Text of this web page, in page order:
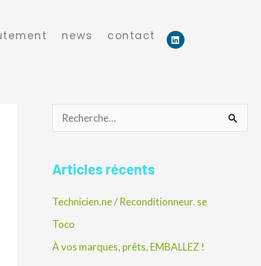
news contact
L
i
n
c
e
r
c
Articles récents
Technicien.ne / Reconditionneur. se
Toco
À vos marques, prêts, EMBALLEZ !